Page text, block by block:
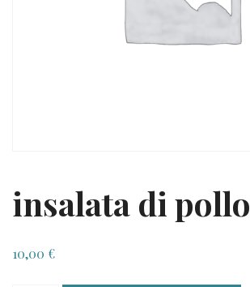
insalata di pollo
10,00 €